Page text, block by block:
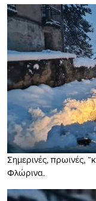
Σημερινές, πρωινές,
Φλώρινα.